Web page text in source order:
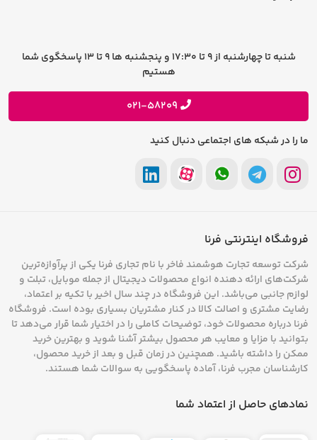
شرایط و قوانین
فرصت های شغلی
پیشنهادات و انتقادات
شنبه تا چهارشنبه از 9 تا 17:30 و پنجشنبه ها 9 تا 13 پاسخگوی شما
هستیم
021-58209
ما را در شبکه های اجتماعی دنبال کنید
فروشگاه اینترنتی فرنا
شرکت توسعه تجارت هوشمند فاخر با نام تجاری فرنا یکی از پرآوازه‌ترین
شرکت‌های ارائه دهنده انواع محصولات دیجیتال از جمله موبایل، تبلت و
لوازم جانبی می‌باشد. این فروشگاه در چند سال اخیر با تکیه بر اعتماد،
رضایت مشتری و اصالت کالا در کنار مشتریان بسیاری بوده است. فروشگاه
فرنا درباره محصولات خود، توضیحات کاملی را در اختیار شما قرار می‌دهد تا
بتوانید با مزایا و معایب هر محصول بیشتر آشنا شوید و بهترین خرید
ممکن را داشته باشید. همچنین در زمان قبل و بعد از خرید محصول،
کارشناسان مجرب فرنا، آماده پاسخگویی به سوالات شما هستند.
نمادهای حاصل از اعتماد شما